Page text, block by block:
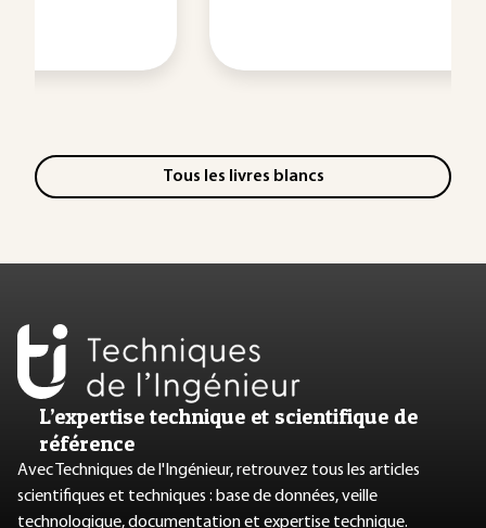
Tous les livres blancs
L’expertise technique et scientifique de
référence
Avec Techniques de l'Ingénieur, retrouvez tous les articles
scientifiques et techniques : base de données, veille
technologique, documentation et expertise technique.